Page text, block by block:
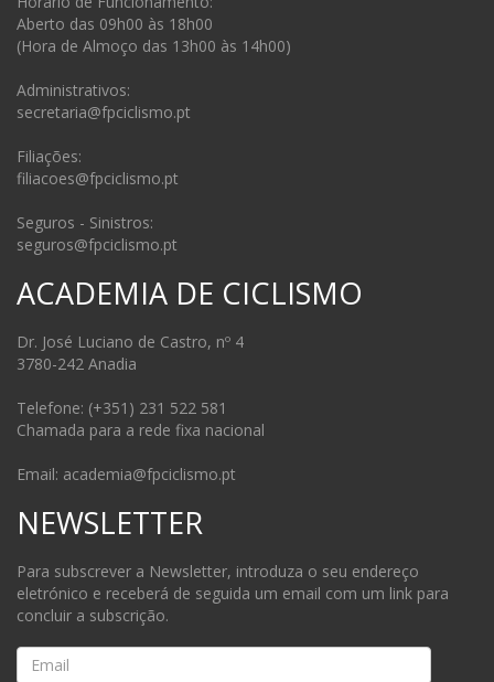
Aberto das 09h00 às 18h00
(Hora de Almoço das 13h00 às 14h00)
Administrativos:
secretaria@fpciclismo.pt
Filiações:
filiacoes@fpciclismo.pt
Seguros - Sinistros:
seguros@fpciclismo.pt
ACADEMIA DE CICLISMO
Dr. José Luciano de Castro, nº 4
3780-242 Anadia
Telefone: (+351) 231 522 581
Chamada para a rede fixa nacional
Email: academia@fpciclismo.pt
NEWSLETTER
Para subscrever a Newsletter, introduza o seu endereço
eletrónico e receberá de seguida um email com um link para
concluir a subscrição.
Email